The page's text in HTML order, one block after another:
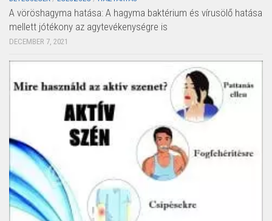
A vöröshagyma hatása: A hagyma baktérium és vírusölő hatása
mellett jótékony az agytevékenységre is
DECEMBER 7, 2021